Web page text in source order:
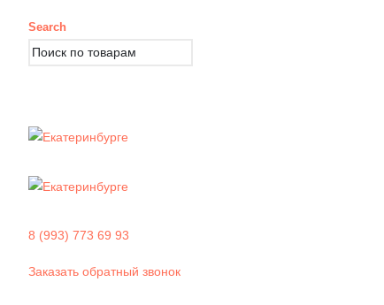
Search
8 (993) 773 69 93
Заказать обратный звонок